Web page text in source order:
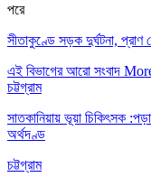
পরে
সীতাকুণ্ডে সড়ক দুর্ঘটনা, প্রাণ
এই বিভাগের আরো সংবাদ
চট্টগ্রাম
সাতকানিয়ায় ভূয়া চিকিৎসক
অর্থদণ্ড
চট্টগ্রাম